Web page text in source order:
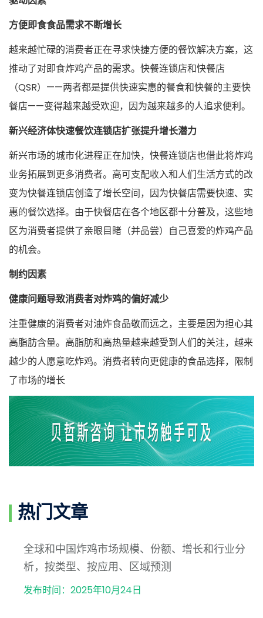
方便即食食品需求不断增长
越来越忙碌的消费者正在寻求快捷方便的餐饮解决方案，这
推动了对即食炸鸡产品的需求。快餐连锁店和快餐店
（QSR）——两者都是提供快速实惠的餐食和快餐的主要快
餐店——变得越来越受欢迎，因为越来越多的人追求便利。
新兴经济体快速餐饮连锁店扩张提升增长潜力
新兴市场的城市化进程正在加快，快餐连锁店也借此将炸鸡
业务拓展到更多消费者。高可支配收入和人们生活方式的改
变为快餐连锁店创造了增长空间，因为快餐店需要快速、实
惠的餐饮选择。由于快餐店在各个地区都十分普及，这些地
区为消费者提供了亲眼目睹（并品尝）自己喜爱的炸鸡产品
的机会。
制约因素
健康问题导致消费者对炸鸡的偏好减少
注重健康的消费者对油炸食品敬而远之，主要是因为担心其
高脂肪含量。高脂肪和高热量越来越受到人们的关注，越来
越少的人愿意吃炸鸡。消费者转向更健康的食品选择，限制
了市场的增长
热门文章
全球和中国炸鸡市场规模、份额、增长和行业分
析，按类型、按应用、区域预测
发布时间：2025年10月24日